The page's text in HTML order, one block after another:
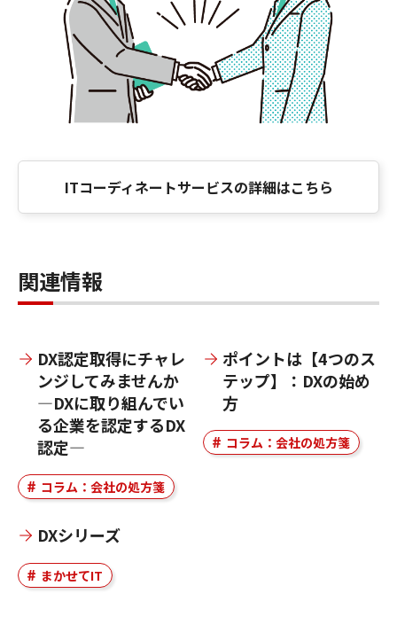
ITコーディネートサービスの詳細はこちら
関連情報
DX認定取得にチャレ
ンジしてみませんか
―DXに取り組んでい
る企業を認定するDX
認定―
コラム：会社の処方箋
ポイントは【4つのス
テップ】：DXの始め
方
コラム：会社の処方箋
DXシリーズ
まかせてIT